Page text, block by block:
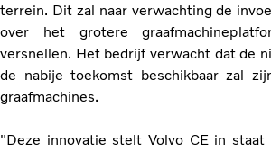
terrein. Dit zal naar verwachting de
over het grotere
versnellen. Het bedrijf verwacht dat de
de nabije toekomst beschikbaar zal
graafmachines.
"Deze innovatie stelt Volvo CE in